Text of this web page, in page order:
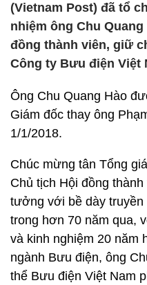
(Vietnam Post) đã tổ
nhiệm ông Chu
đồng thành viên, giữ
Công ty Bưu điện Việt
Ông Chu Quang Hào
Giám đốc thay ông
1/1/2018.
Chúc mừng tân Tổng
Chủ tịch Hội đồng
tưởng với bề dày truyền
trong hơn 70 năm qua,
và kinh nghiệm 20 năm
ngành Bưu điện, ông
thể Bưu điện Việt Nam